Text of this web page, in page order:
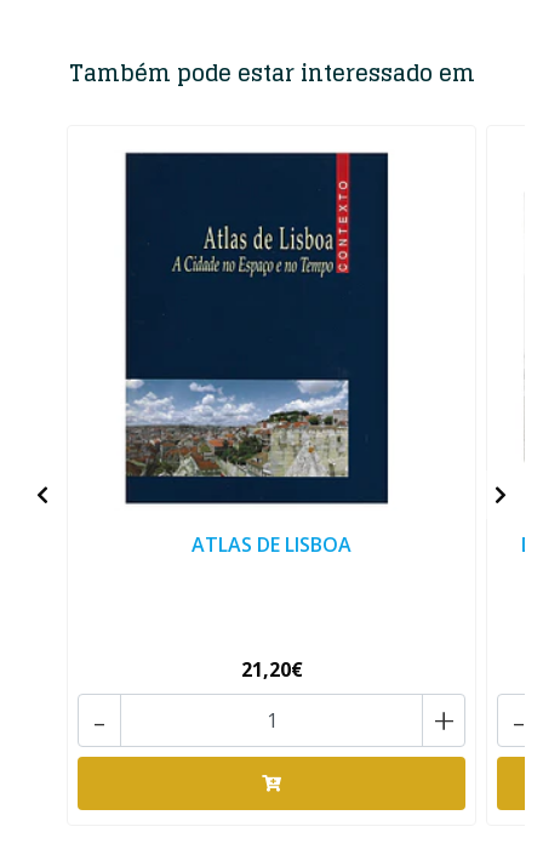
Também pode estar interessado em
ATLAS DE LISBOA
21,20€
+
- -